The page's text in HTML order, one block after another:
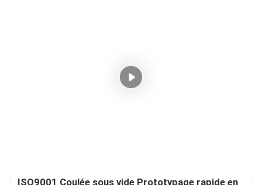
ISO9001 Coulée sous vide Prototypage rapide en